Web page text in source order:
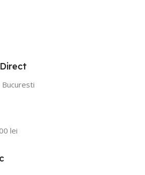
Bucuresti
lei